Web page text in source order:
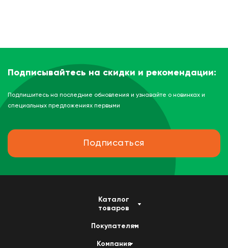
Подписывайтесь на скидки и рекомендации:
Подпишитесь на последние обновления и узнавайте о новинках и
специальных предложениях первыми
Подписаться
Каталог
товаров
Покупателям
Компания